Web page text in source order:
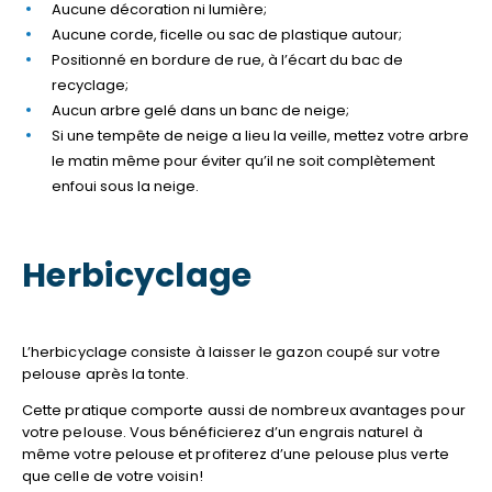
Aucune décoration ni lumière;
Aucune corde, ficelle ou sac de plastique autour;
Positionné en bordure de rue, à l’écart du bac de
recyclage;
Aucun arbre gelé dans un banc de neige;
Si une tempête de neige a lieu la veille, mettez votre arbre
le matin même pour éviter qu’il ne soit complètement
enfoui sous la neige.
Herbicyclage
L’herbicyclage consiste à laisser le gazon coupé sur votre
pelouse après la tonte.
Cette pratique comporte aussi de nombreux avantages pour
votre pelouse. Vous bénéficierez d’un engrais naturel à
même votre pelouse et profiterez d’une pelouse plus verte
que celle de votre voisin!